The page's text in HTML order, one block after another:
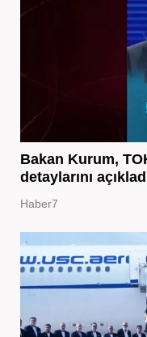
Bakan Kurum,
detaylarını
Haber7